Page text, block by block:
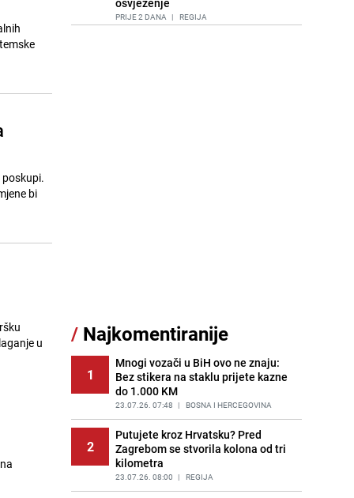
bi
u
PRIJE 2 DANA | REGIJA
11
KS opkolili zgradu
LOKALNE TEME
12
Pijana sjela za volan: Osiguranje
odbilo isplatu štete na vozilu koje je
slupala Anja Ljubojević
PRIJE 1 DAN | BOSNA I HERCEGOVINA
13
Šta se dešava u sarajevskom
naselju Vraca? Policija zaprimila
dojavu, izašli na teren
PRIJE 2 DANA | CRNA HRONIKA
/ Najkomentiranije
1
Mnogi vozači u BiH ovo ne znaju:
Bez stikera na staklu prijete kazne
do 1.000 KM
23.07.26. 07:48 | BOSNA I HERCEGOVINA
2
Putujete kroz Hrvatsku? Pred
Zagrebom se stvorila kolona od tri
kilometra
23.07.26. 08:00 | REGIJA